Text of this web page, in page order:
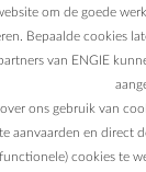
om de goede
Bepaalde cookies
van ENGIE
ons gebruik van
aanvaarden en direct
functionele) cookies te